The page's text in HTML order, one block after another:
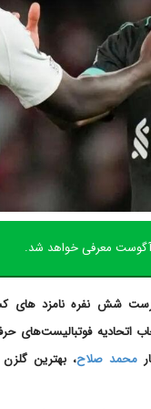
شش نفره نامزد های
اتحادیه فوتبالیست‌های
محمد صلاح، بهترین